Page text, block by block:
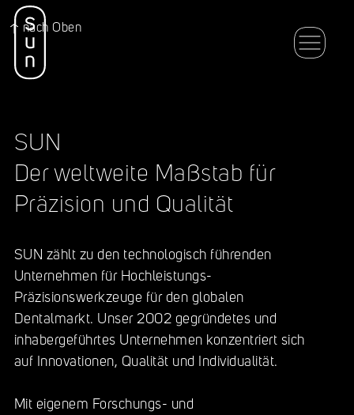
nach Oben
SUN
Der weltweite Maßstab für
Präzision und Qualität
SUN zählt zu den technologisch führenden
Unternehmen für Hochleistungs-
Präzisionswerkzeuge für den globalen
Dentalmarkt. Unser 2002 gegründetes und
inhabergeführtes Unternehmen konzentriert sich
auf Innovationen, Qualität und Individualität.
Mit eigenem Forschungs- und